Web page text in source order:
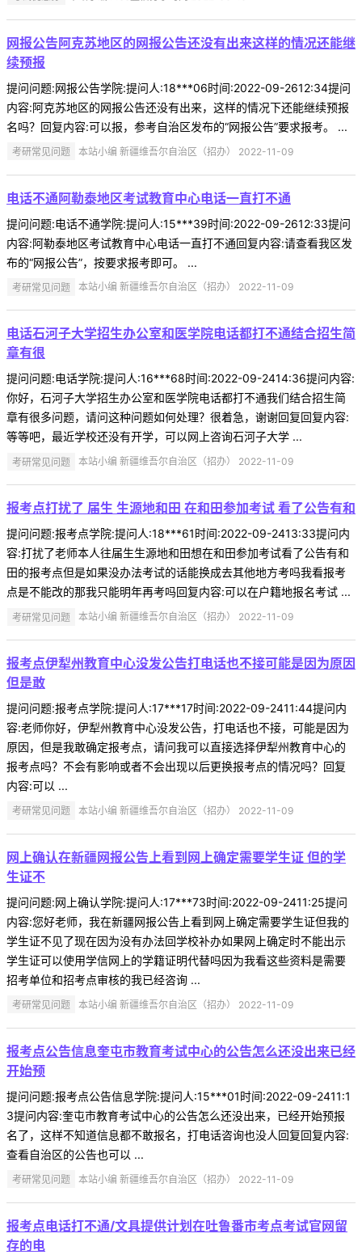
网报公告阿克苏地区的网报公告还没有出来这样的情况还能继
续预报
提问问题:网报公告学院:提问人:18***06时间:2022-09-2612:34提问
内容:阿克苏地区的网报公告还没有出来，这样的情况下还能继续预报
名吗？回复内容:可以报，参考自治区发布的“网报公告”要求报考。 ...
考研常见问题 本站小编 新疆维吾尔自治区（招办） 2022-11-09
电话不通阿勒泰地区考试教育中心电话一直打不通
提问问题:电话不通学院:提问人:15***39时间:2022-09-2612:33提问
内容:阿勒泰地区考试教育中心电话一直打不通回复内容:请查看我区发
布的“网报公告”，按要求报考即可。 ...
考研常见问题 本站小编 新疆维吾尔自治区（招办） 2022-11-09
电话石河子大学招生办公室和医学院电话都打不通结合招生简
章有很
提问问题:电话学院:提问人:16***68时间:2022-09-2414:36提问内容:
你好，石河子大学招生办公室和医学院电话都打不通我们结合招生简
章有很多问题，请问这种问题如何处理？很着急，谢谢回复回复内容:
等等吧，最近学校还没有开学，可以网上咨询石河子大学 ...
考研常见问题 本站小编 新疆维吾尔自治区（招办） 2022-11-09
报考点打扰了 届生 生源地和田 在和田参加考试 看了公告有和
提问问题:报考点学院:提问人:18***61时间:2022-09-2413:33提问内
容:打扰了老师本人往届生生源地和田想在和田参加考试看了公告有和
田的报考点但是如果没办法考试的话能换成去其他地方考吗我看报考
点是不能改的那我只能明年再考吗回复内容:可以在户籍地报名考试 ...
考研常见问题 本站小编 新疆维吾尔自治区（招办） 2022-11-09
报考点伊犁州教育中心没发公告打电话也不接可能是因为原因
但是敢
提问问题:报考点学院:提问人:17***17时间:2022-09-2411:44提问内
容:老师你好，伊犁州教育中心没发公告，打电话也不接，可能是因为
原因，但是我敢确定报考点，请问我可以直接选择伊犁州教育中心的
报考点吗？不会有影响或者不会出现以后更换报考点的情况吗？回复
内容:可以 ...
考研常见问题 本站小编 新疆维吾尔自治区（招办） 2022-11-09
网上确认在新疆网报公告上看到网上确定需要学生证 但的学
生证不
提问问题:网上确认学院:提问人:17***73时间:2022-09-2411:25提问
内容:您好老师，我在新疆网报公告上看到网上确定需要学生证但我的
学生证不见了现在因为没有办法回学校补办如果网上确定时不能出示
学生证可以使用学信网上的学籍证明代替吗因为我看这些资料是需要
招考单位和招考点审核的我已经咨询 ...
考研常见问题 本站小编 新疆维吾尔自治区（招办） 2022-11-09
报考点公告信息奎屯市教育考试中心的公告怎么还没出来已经
开始预
提问问题:报考点公告信息学院:提问人:15***01时间:2022-09-2411:1
3提问内容:奎屯市教育考试中心的公告怎么还没出来，已经开始预报
名了，这样不知道信息都不敢报名，打电话咨询也没人回复回复内容:
查看自治区的公告也可以 ...
考研常见问题 本站小编 新疆维吾尔自治区（招办） 2022-11-09
报考点电话打不通/文具提供计划在吐鲁番市考点考试官网留
存的电